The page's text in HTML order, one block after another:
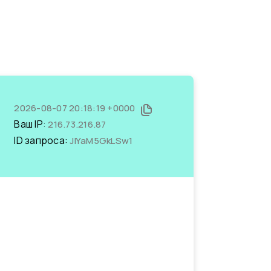
2026-08-07 20:18:19 +0000
Ваш IP:216.73.216.87
ID запроса:JIYaM5GkLSw1